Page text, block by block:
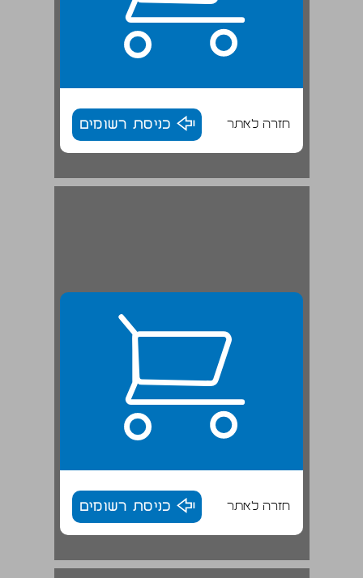
חזרה לאתר כניסת רשומים
חזרה לאתר כניסת רשומים